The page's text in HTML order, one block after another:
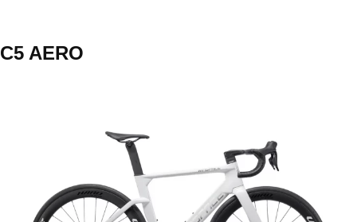
C5 AERO